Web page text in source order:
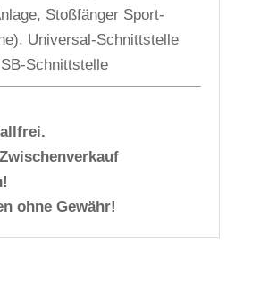
Stoßfänger Sport-
Universal-Schnittstelle
Schnittstelle
ohne Gewähr!